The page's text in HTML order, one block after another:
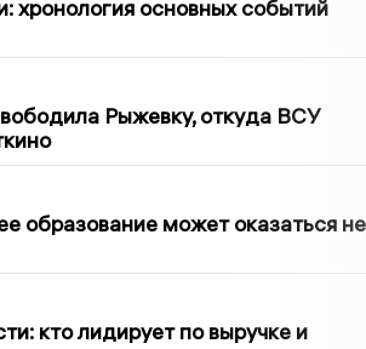
основных событий
Рыжевку, откуда ВСУ
образование может оказаться не
кто лидирует по выручке и